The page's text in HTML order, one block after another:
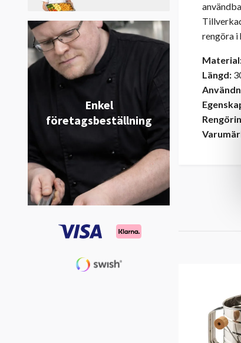
Enkel
företagsbeställning
rengöra i
Längd: